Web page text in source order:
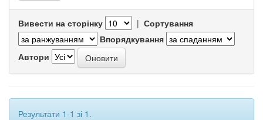
Вивести на сторінку | Сортування
Впорядкування
Автори
Результати 1-1 зі 1.